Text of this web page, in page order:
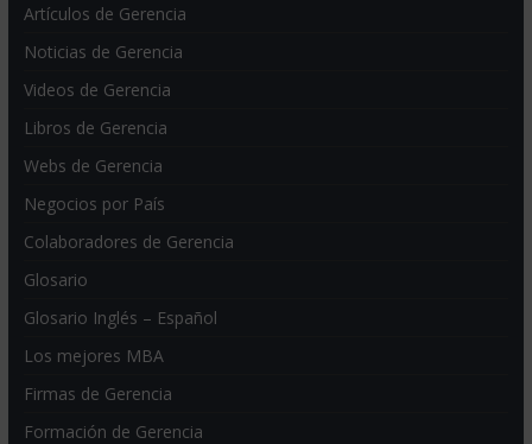
Artículos de Gerencia
Noticias de Gerencia
Videos de Gerencia
Libros de Gerencia
Webs de Gerencia
Negocios por País
Colaboradores de Gerencia
Glosario
Glosario Inglés – Español
Los mejores MBA
Firmas de Gerencia
Formación de Gerencia